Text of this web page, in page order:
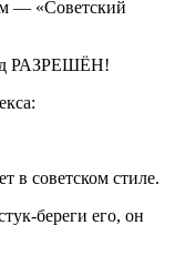
— «Советский
РАЗРЕШЁН!
в советском стиле.
береги его, он